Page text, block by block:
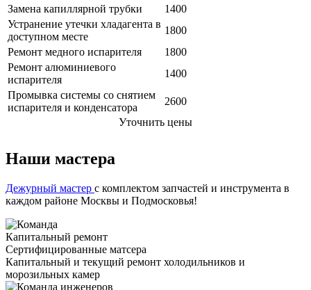
Замена капиллярной трубки
1400
Устранение утечки хладагента в
доступном месте
1800
Ремонт медного испарителя
1800
Ремонт алюминиевого
испарителя
1400
Промывка системы со снятием
испарителя и конденсатора
2600
Уточнить цены
Наши мастера
Дежурный мастер с комплектом запчастей и инструмента в
каждом районе Москвы и Подмосковья!
Капитальный ремонт
Сертифицированные матсера
Капитальный и текущий ремонт холодильников и
морозильных камер